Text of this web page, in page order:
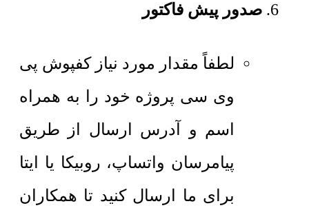
صدور پیش فاکتور
لطفاً مقدار مورد نیاز کفپوش پی
وی سی پروژه خود را به همراه
اسم و آدرس ارسال از طریق
پیامرسان واتساپ، روبیکا یا ایتا
برای ما ارسال کنید تا همکاران